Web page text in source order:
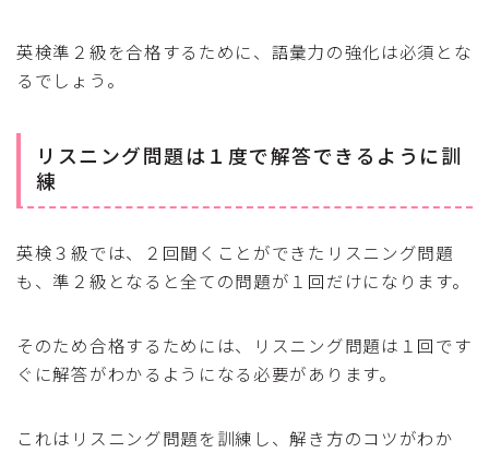
英検準２級を合格するために、語彙力の強化は必須とな
るでしょう。
リスニング問題は１度で解答できるように訓
練
英検３級では、２回聞くことができたリスニング問題
も、準２級となると全ての問題が１回だけになります。
そのため合格するためには、リスニング問題は１回です
ぐに解答がわかるようになる必要があります。
これはリスニング問題を訓練し、解き方のコツがわか